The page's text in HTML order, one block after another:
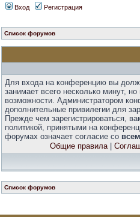
Вход Регистрация
Список форумов
Для входа на конференцию вы
занимает всего несколько минут,
возможности. Администратором
дополнительные привилегии для
Прежде чем зарегистрироваться,
политикой, принятыми на
форумах означает согласие со
Общие правила|
Список форумов